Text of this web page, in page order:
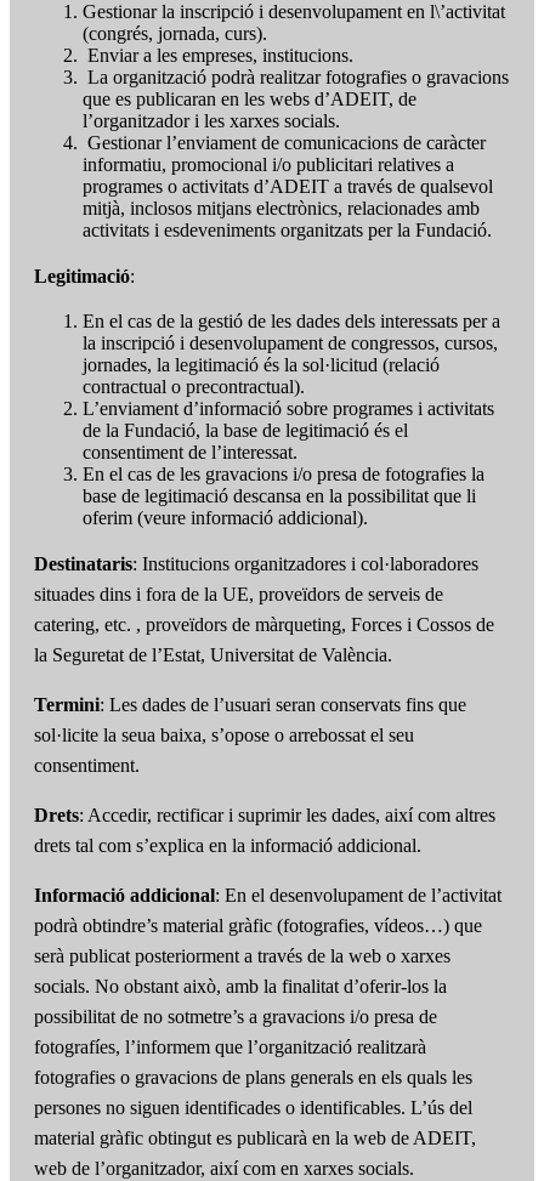
Gestionar la inscripció i desenvolupament en l\’activitat
(congrés, jornada, curs).
Enviar a les empreses, institucions.
La organització podrà realitzar fotografies o gravacions
que es publicaran en les webs d’ADEIT, de
l’organitzador i les xarxes socials.
Gestionar l’enviament de comunicacions de caràcter
informatiu, promocional i/o publicitari relatives a
programes o activitats d’ADEIT a través de qualsevol
mitjà, inclosos mitjans electrònics, relacionades amb
activitats i esdeveniments organitzats per la Fundació.
Legitimació:
En el cas de la gestió de les dades dels interessats per a
la inscripció i desenvolupament de congressos, cursos,
jornades, la legitimació és la sol·licitud (relació
contractual o precontractual).
L’enviament d’informació sobre programes i activitats
de la Fundació, la base de legitimació és el
consentiment de l’interessat.
En el cas de les gravacions i/o presa de fotografies la
base de legitimació descansa en la possibilitat que li
oferim (veure informació addicional).
Destinataris: Institucions organitzadores i col·laboradores
situades dins i fora de la UE, proveïdors de serveis de
catering, etc. , proveïdors de màrqueting, Forces i Cossos de
la Seguretat de l’Estat, Universitat de València.
Termini: Les dades de l’usuari seran conservats fins que
sol·licite la seua baixa, s’opose o arrebossat el seu
consentiment.
Drets: Accedir, rectificar i suprimir les dades, així com altres
drets tal com s’explica en la informació addicional.
Informació addicional: En el desenvolupament de l’activitat
podrà obtindre’s material gràfic (fotografies, vídeos…) que
serà publicat posteriorment a través de la web o xarxes
socials. No obstant això, amb la finalitat d’oferir-los la
possibilitat de no sotmetre’s a gravacions i/o presa de
fotografíes, l’informem que l’organització realitzarà
fotografies o gravacions de plans generals en els quals les
persones no siguen identificades o identificables. L’ús del
material gràfic obtingut es publicarà en la web de ADEIT,
web de l’organitzador, així com en xarxes socials.